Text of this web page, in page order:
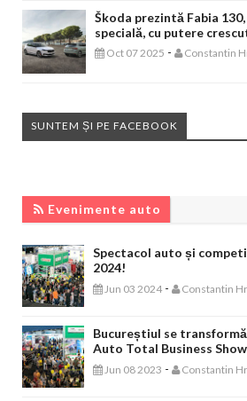
Škoda prezintă Fabia
specială, cu putere
Oct 07 2025 - Constantin
SUNTEM ȘI PE FACEBOOK
Evenimente auto
Spectacol auto și
2024!
Jun 03 2024 - Constantin
Bucureștiul se
Auto Total Business
Jun 08 2023 - Constantin